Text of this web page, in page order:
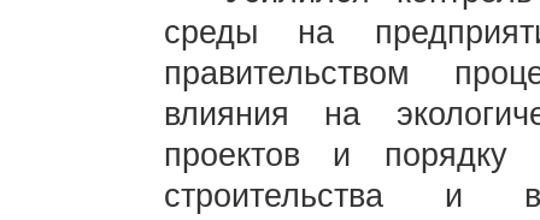
среды на
правительством
влияния на
проектов и порядку
строительства и